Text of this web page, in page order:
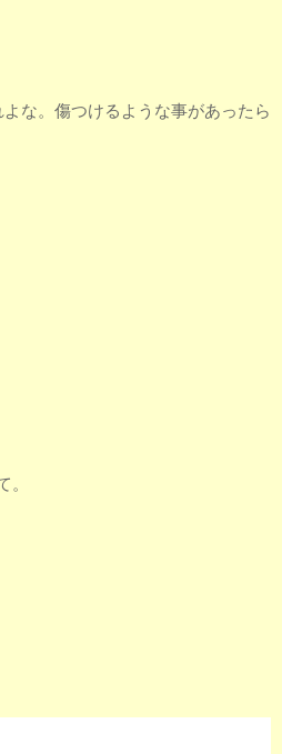
な。傷つけるような事があったら
。